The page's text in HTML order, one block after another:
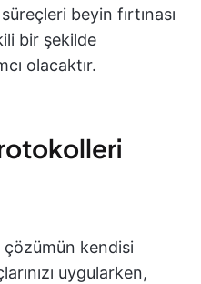
beyin fırtınası
bir şekilde
olacaktır.
çözümün kendisi
uygularken,